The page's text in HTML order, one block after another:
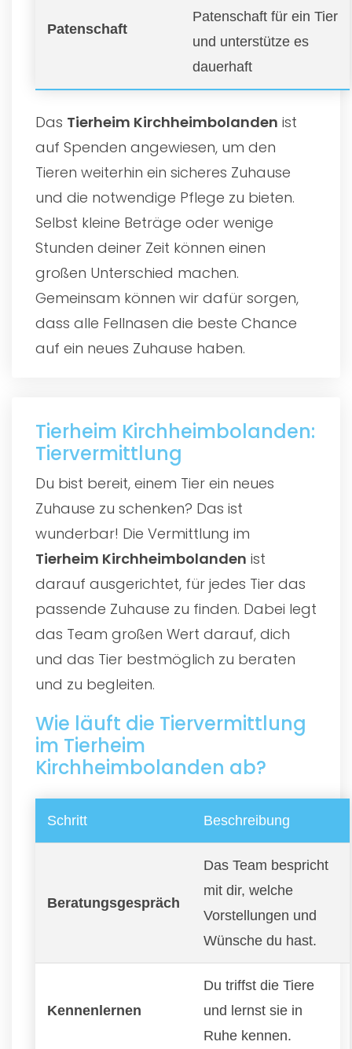
Patenschaft
Patenschaft für ein Tier
und unterstütze es
dauerhaft
Das Tierheim Kirchheimbolanden ist
auf Spenden angewiesen, um den
Tieren weiterhin ein sicheres Zuhause
und die notwendige Pflege zu bieten.
Selbst kleine Beträge oder wenige
Stunden deiner Zeit können einen
großen Unterschied machen.
Gemeinsam können wir dafür sorgen,
dass alle Fellnasen die beste Chance
auf ein neues Zuhause haben.
Tierheim Kirchheimbolanden:
Tiervermittlung
Du bist bereit, einem Tier ein neues
Zuhause zu schenken? Das ist
wunderbar! Die Vermittlung im
Tierheim Kirchheimbolanden ist
darauf ausgerichtet, für jedes Tier das
passende Zuhause zu finden. Dabei legt
das Team großen Wert darauf, dich
und das Tier bestmöglich zu beraten
und zu begleiten.
Wie läuft die Tiervermittlung
im Tierheim
Kirchheimbolanden ab?
Schritt Beschreibung
Beratungsgespräch
Das Team bespricht
mit dir, welche
Vorstellungen und
Wünsche du hast.
Kennenlernen
Du triffst die Tiere
und lernst sie in
Ruhe kennen.